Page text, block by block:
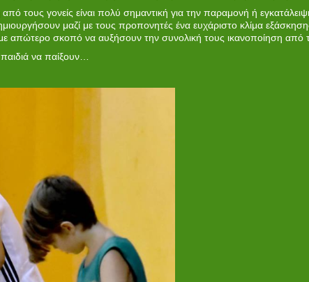
τους γονείς είναι πολύ σημαντική για την παραμονή ή
μαζί με τους προπονητές ένα ευχάριστο κλίμα
απώτερο σκοπό να αυξήσουν την συνολική τους ικανοποίηση από
να παίξουν…